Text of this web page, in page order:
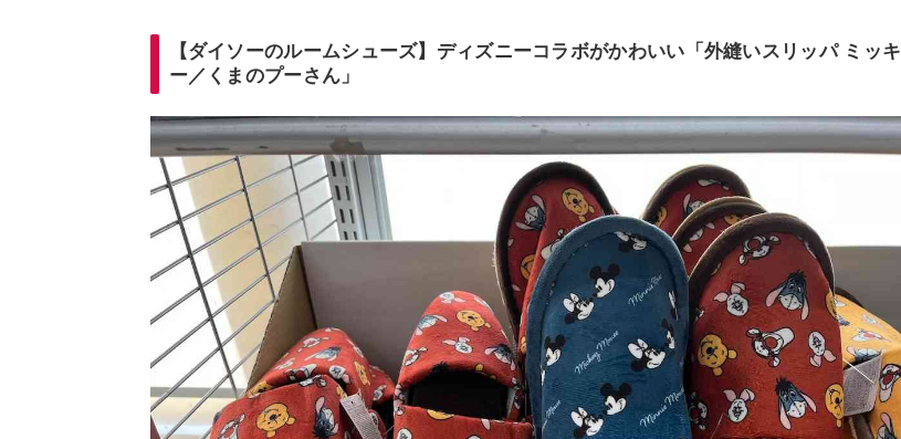
【ダイソーのルームシューズ】ディズニーコラボがかわいい「外縫いスリッパ ミッキ
ー／くまのプーさん」